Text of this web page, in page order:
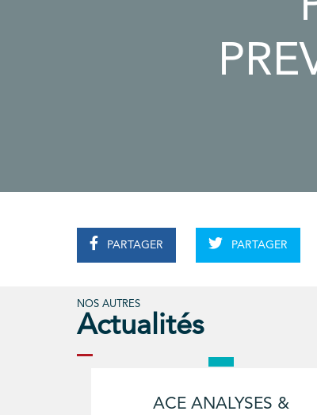
PARTAGER PARTAGER
NOS AUTRES
Actualités
ACE ANALYSES &